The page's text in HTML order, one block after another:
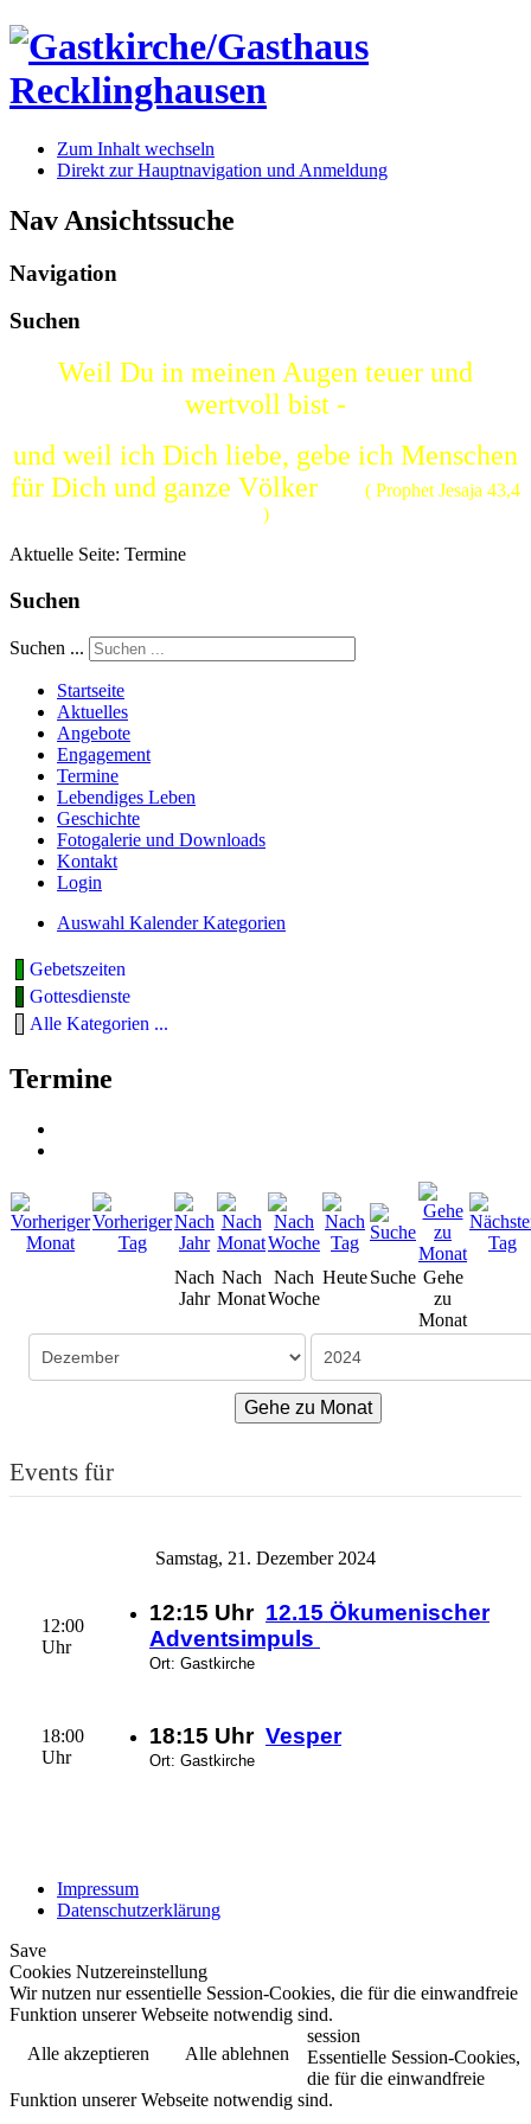
Zum Inhalt wechseln
Direkt zur Hauptnavigation und Anmeldung
Nav Ansichtssuche
Navigation
Suchen
Weil Du in meinen Augen teuer und
wertvoll bist -
und weil ich Dich liebe, gebe ich Menschen
für Dich und ganze Völker ( Prophet Jesaja 43,4
)
Aktuelle Seite: Termine
Suchen
Suchen ...
Startseite
Aktuelles
Angebote
Engagement
Termine
Lebendiges Leben
Geschichte
Fotogalerie und Downloads
Kontakt
Login
Auswahl Kalender Kategorien
Gebetszeiten
Gottesdienste
Alle Kategorien ...
Termine
Nach
Jahr
Nach
Monat
Nach
Woche
HeuteSuche Gehe
zu
Monat
Gehe zu Monat
Events für
Samstag, 21. Dezember 2024
12:00
Uhr
12:15 Uhr 12.15 Ökumenischer
Adventsimpuls
Ort: Gastkirche
18:00
Uhr
18:15 Uhr Vesper
Ort: Gastkirche
Impressum
Datenschutzerklärung
Save
Cookies Nutzereinstellung
Wir nutzen nur essentielle Session-Cookies, die für die einwandfreie
Funktion unserer Webseite notwendig sind.
Alle akzeptieren
Alle ablehnen
session
Essentielle Session-Cookies,
die für die einwandfreie
Funktion unserer Webseite notwendig sind.